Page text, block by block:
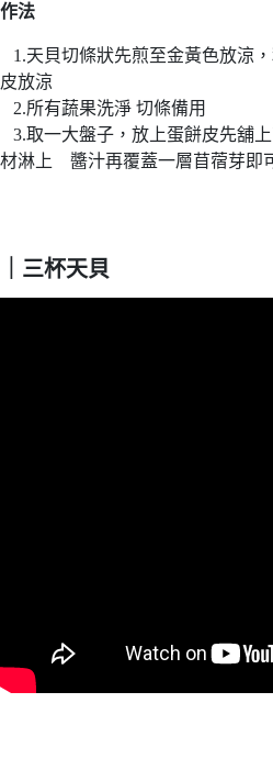
作法
1.天貝切條狀先煎至金黃色放涼
皮放涼
2.所有蔬果洗淨 切條備用
3.取一大盤子，放上蛋餅皮先舖
材淋上 醬汁再覆蓋一層苜蓿芽即
｜三杯天貝